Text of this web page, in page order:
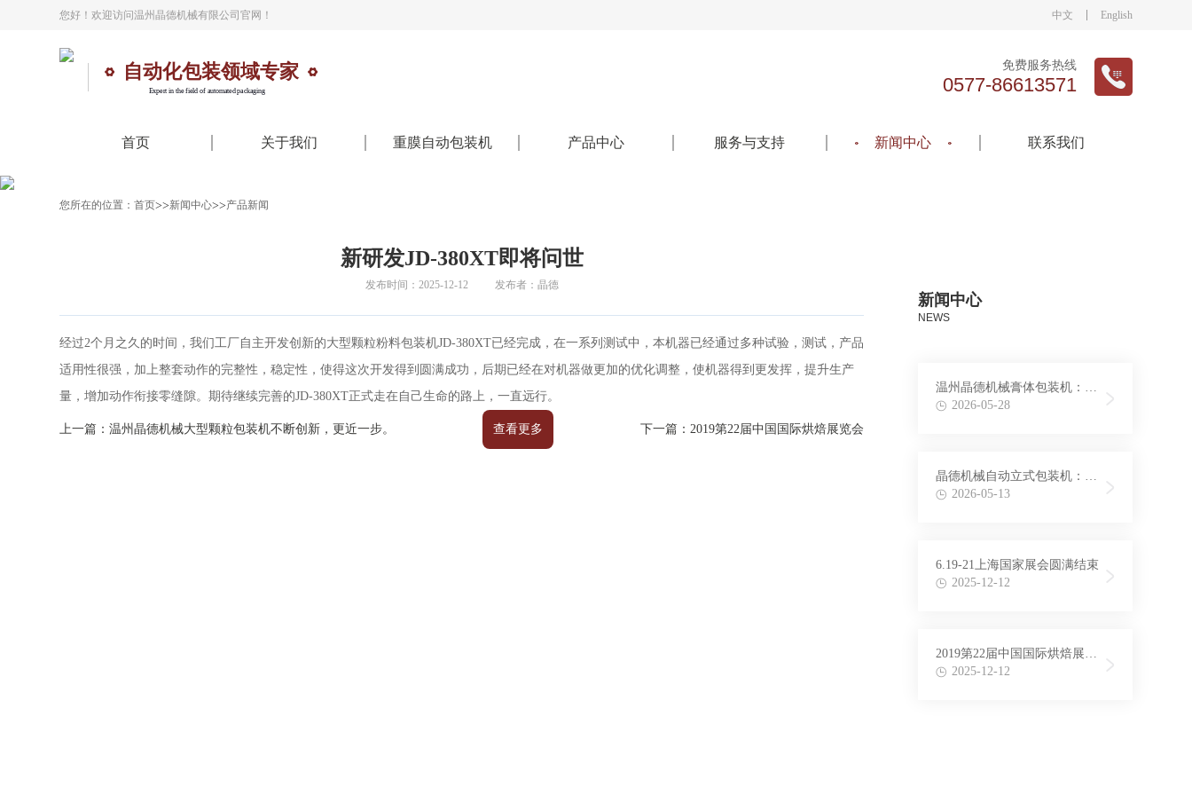
您好！欢迎访问温州晶德机械有限公司官网！ 中文 English
自动化包装领域专家
Expert in the field of automated packaging
免费服务热线
0577-86613571
首页 关于我们 重膜自动包装机 产品中心 服务与支持 新闻中心 联系我们
您所在的位置：首页>>新闻中心>>产品新闻
新研发JD-380XT即将问世
发布时间：2025-12-12 发布者：晶德
经过2个月之久的时间，我们工厂自主开发创新的大型颗粒粉料包装机JD-380XT已经完成，在一系列测试中，本机器已经通过多种试验，测试，产品
适用性很强，加上整套动作的完整性，稳定性，使得这次开发得到圆满成功，后期已经在对机器做更加的优化调整，使机器得到更发挥，提升生产
量，增加动作衔接零缝隙。期待继续完善的JD-380XT正式走在自己生命的路上，一直远行。
上一篇：温州晶德机械大型颗粒包装机不断创新，更近一步。 查看更多 下一篇：2019第22届中国国际烘焙展览会
新闻中心
NEWS
温州晶德机械膏体包装机：助
力多行业高精度灌装，领跑自
2026-05-28
晶德机械自动立式包装机：以
技术创新驱动包装效率升级
2026-05-13
6.19-21上海国家展会圆满结束
2025-12-12
2019第22届中国国际烘焙展览
会 2025-12-12